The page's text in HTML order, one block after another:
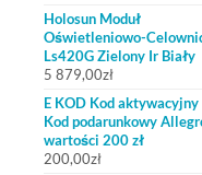
Holosun Moduł
Oświetleniowo-
Ls420G Zielony Ir Biały
5 879,00zł
E KOD Kod aktywacyjny
Kod podarunkowy
wartości 200 zł
200,00zł